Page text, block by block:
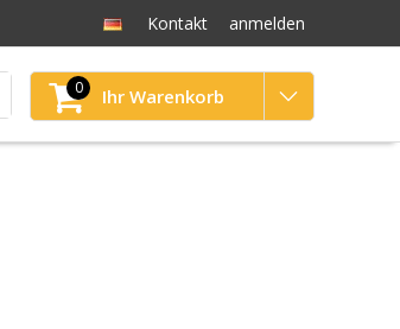
Kontakt anmelden
0 Ihr Warenkorb